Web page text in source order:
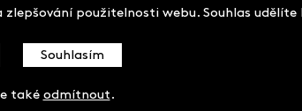
použitelnosti webu. Souhlas
Souhlasím
také odmítnout .